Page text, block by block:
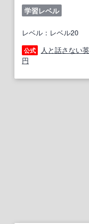
学習レベル
レベル：レベル20
公式
人と話さない
円